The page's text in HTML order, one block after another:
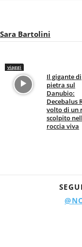
Sara Bartolini
viaggi
Il gigante di
pietra sul
Danubio:
Decebalus
volto di un
scolpito
roccia viva